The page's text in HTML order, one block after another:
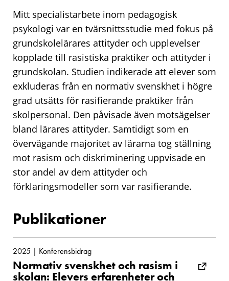
Mitt specialistarbete inom pedagogisk
psykologi var en tvärsnittsstudie med fokus på
grundskolelärares attityder och upplevelser
kopplade till rasistiska praktiker och attityder i
grundskolan. Studien indikerade att elever som
exkluderas från en normativ svenskhet i högre
grad utsätts för rasifierande praktiker från
skolpersonal. Den påvisade även motsägelser
bland lärares attityder. Samtidigt som en
övervägande majoritet av lärarna tog ställning
mot rasism och diskriminering uppvisade en
stor andel av dem attityder och
förklaringsmodeller som var rasifierande.
Publikationer
2025 | Konferensbidrag
Normativ svenskhet och rasism i
skolan: Elevers erfarenheter och